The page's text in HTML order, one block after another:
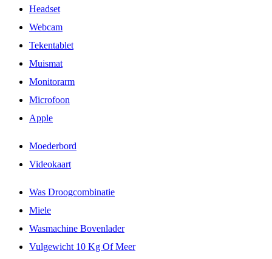
Headset
Webcam
Tekentablet
Muismat
Monitorarm
Microfoon
Apple
Moederbord
Videokaart
Was Droogcombinatie
Miele
Wasmachine Bovenlader
Vulgewicht 10 Kg Of Meer